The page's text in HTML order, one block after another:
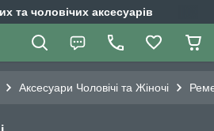
та чоловічих аксесуарів
Аксесуари Чоловічі та Жіночі